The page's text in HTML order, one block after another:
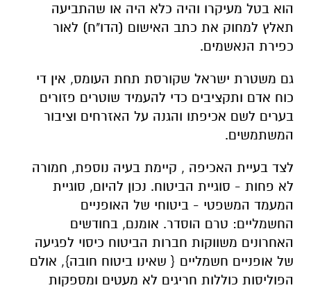
הוא בטל מעיקרו והיה כלא היה או שהתביעה
תאלץ למחוק את כתב האישום (הדו"ח) לאור
כפירת הנאשמים.
גם משטרת ישראל שקורסת תחת העומס, אין די
כוח אדם ותקציבים כדי להעמיד שוטרים פזורים
בערים לשם אכיפתו והגנה על האזרחים וציבור
המשתמשים.
לצד בעיית האכיפה , קיימת בעיה נוספת, חמורה
לא פחות - סוגיית הביטוח. נכון להיום, סוגיית
המעמד המשפטי - ביטוחי של האופניים
החשמליים: טרם הוסדר. אומנם, בחודשים
האחרונים משווקות חברות הביטוח כיסוי לפגיעה
של אופניים חשמליים { שאינו ביטוח חובה}, אולם
הפוליסות כוללות חריגים לא מעטים ומספקות